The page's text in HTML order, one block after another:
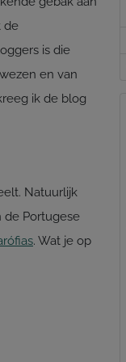
de
is die
en van
ik de blog
Natuurlijk
de Portugese
. Wat je op